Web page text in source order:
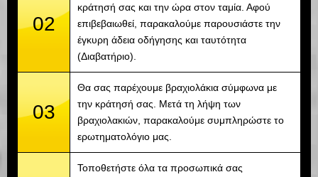
02
κράτησή σας και την ώρα στον ταμία. Αφού
επιβεβαιωθεί, παρακαλούμε παρουσιάστε την
έγκυρη άδεια οδήγησης και ταυτότητα
(Διαβατήριο).
03
Θα σας παρέχουμε βραχιολάκια σύμφωνα με
την κράτησή σας. Μετά τη λήψη των
βραχιολακιών, παρακαλούμε συμπληρώστε το
ερωτηματολόγιο μας.
Τοποθετήστε όλα τα προσωπικά σας